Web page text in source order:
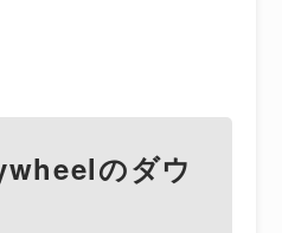
のダウ